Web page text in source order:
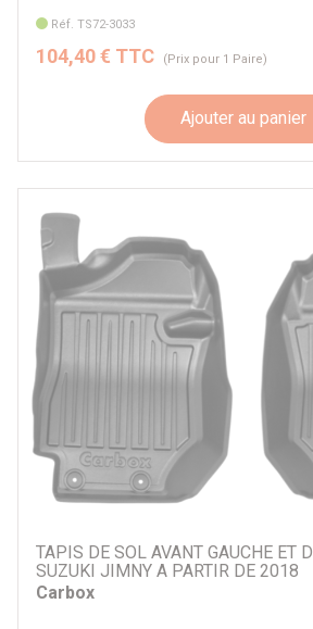
Réf. TS72-3033
104,40 € TTC (Prix pour 1 Paire)
Ajouter au panier
TAPIS DE SOL AVANT GAUCHE ET
SUZUKI JIMNY A PARTIR DE 2018
Carbox